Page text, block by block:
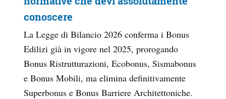
conoscere
La Legge di Bilancio 2026 conferma i Bonus
Edilizi già in vigore nel 2025, prorogando
Bonus Ristrutturazioni, Ecobonus, Sismabonus
e Bonus Mobili, ma elimina definitivamente
Superbonus e Bonus Barriere Architettoniche.